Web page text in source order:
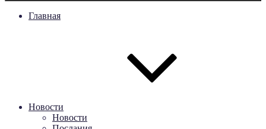
Главная
Новости
Новости